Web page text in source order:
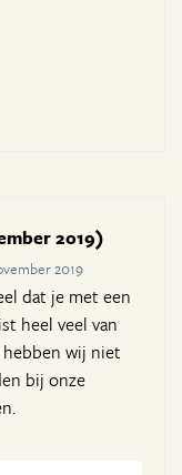
2019)
2019
dat je met een
heel veel van
hebben wij niet
bij onze